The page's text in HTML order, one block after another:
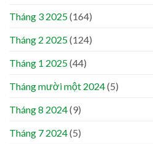
Tháng 3 2025(164)
Tháng 2 2025(124)
Tháng 1 2025(44)
Tháng mười một 2024(5)
Tháng 8 2024(9)
Tháng 7 2024(5)